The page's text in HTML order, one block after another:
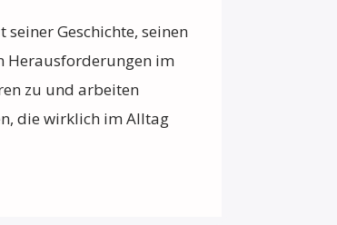
Geschichte, seinen
Herausforderungen im
zu und arbeiten
die wirklich im Alltag